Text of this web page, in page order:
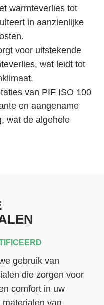
warmteverlies tot
in aanzienlijke
voor uitstekende
wat leidt tot
van PIF ISO 100
en aangename
wat de algehele
gebruik van
die zorgen voor
comfort in uw
van